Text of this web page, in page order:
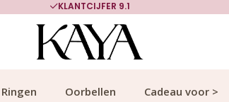
KLANTCIJFER 9.1
Ringen Oorbellen Cadeau voor >